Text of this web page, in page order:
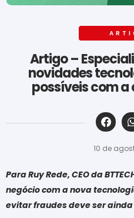
Artigo –
novidades
possíveis com a
10 de
Para Ruy Rede, CEO da
negócio com a nova
evitar fraudes deve ser